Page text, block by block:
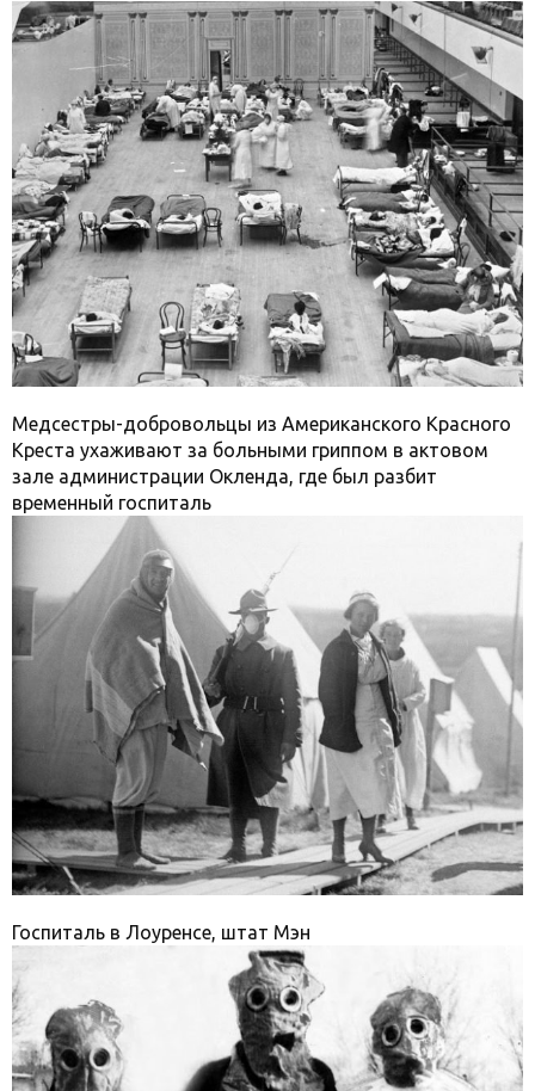
Медсестры-добровольцы из Американского Красного
Креста ухаживают за больными гриппом в актовом
зале администрации Окленда, где был разбит
временный госпиталь
Госпиталь в Лоуренсе, штат Мэн